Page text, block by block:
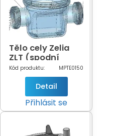
Tělo cely Zelia
ZLT (spodní
transparentní)
Kód produktu: MPTE0150
Detail
Přihlásit se